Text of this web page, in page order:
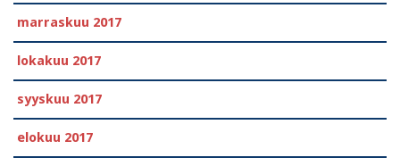
marraskuu 2017
lokakuu 2017
syyskuu 2017
elokuu 2017